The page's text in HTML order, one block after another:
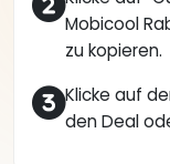
Mobicool
zu kopieren.
Klicke auf
den Deal